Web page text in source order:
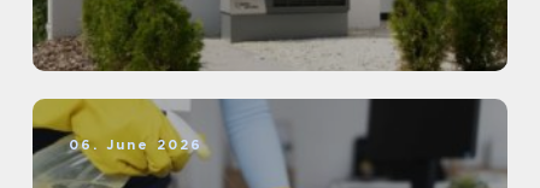
06. June 2026